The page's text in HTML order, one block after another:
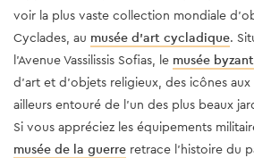
voir la plus vaste collection mondiale
Cyclades, au musée d'art cycladique.
l'Avenue Vassilissis Sofias, le musée
d'art et d'objets religieux, des icônes aux
ailleurs entouré de l'un des plus beaux
Si vous appréciez les équipements
musée de la guerre retrace l'histoire du